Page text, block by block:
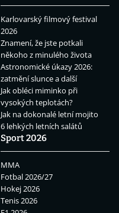
Karlovarský filmový festival
2026
Znamení, že jste potkali
někoho z minulého života
Astronomické úkazy 2026:
zatmění slunce a další
Jak obléci miminko při
vysokých teplotách?
Jak na dokonalé letní mojito
6 lehkých letních salátů
Sport 2026
MMA
Fotbal 2026/27
Hokej 2026
Tenis 2026